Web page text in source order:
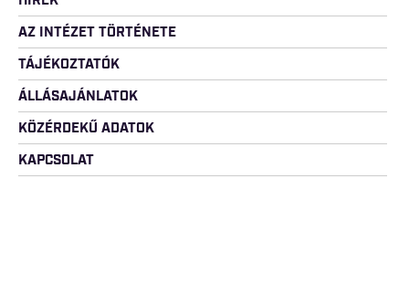
AZ INTÉZET TÖRTÉNETE
TÁJÉKOZTATÓK
ÁLLÁSAJÁNLATOK
KÖZÉRDEKŰ ADATOK
KAPCSOLAT